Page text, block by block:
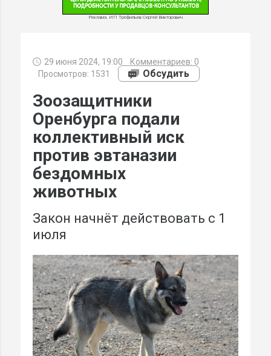
Реклама. ИП Трефильев Сергей Викторович
29 июня 2024, 19:00 Комментариев: 0
Просмотров: 1531
Обсудить
Зоозащитники
Оренбурга подали
коллективный иск
против эвтаназии
бездомных
животных
Закон начнёт действовать с 1
июля